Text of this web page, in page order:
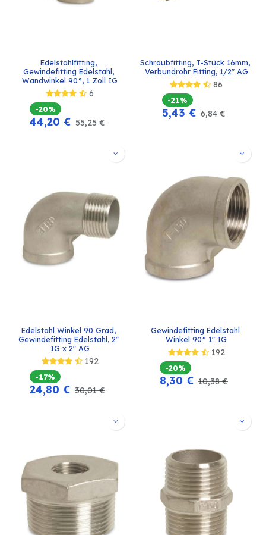
Edelstahlfitting,
Gewindefitting Edelstahl,
Wandwinkel 90°, 1 Zoll IG
6
-20%
44,20 € 55,25€
Schraubfitting, T-Stück 16mm,
Verbundrohr Fitting, 1/2" AG
86
-21%
5,43 € 6,84€
Edelstahl Winkel 90 Grad,
Gewindefitting Edelstahl, 2"
IG x 2" AG
192
-17%
24,80 € 30,01€
Gewindefitting Edelstahl
Winkel 90° 1" IG
192
-20%
8,30 € 10,38€